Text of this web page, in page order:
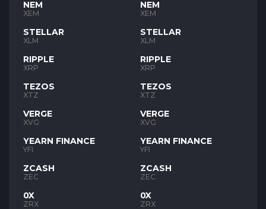
NEM
XEM
STELLAR
XLM
RIPPLE
XRP
TEZOS
XTZ
VERGE
XVG
YEARN FINANCE
YFI
ZCASH
ZEC
0X
ZRX
NEM
XEM
STELLAR
XLM
RIPPLE
XRP
TEZOS
XTZ
VERGE
XVG
YEARN FINANCE
YFI
ZCASH
ZEC
0X
ZRX